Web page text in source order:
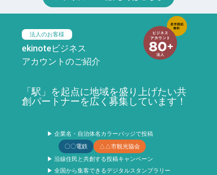
法人のお客様
ekinoteビジネス
アカウントのご紹介
「駅」を起点に地域を盛り上げたい共
創パートナーを広く募集しています！
▶ 企業名・自治体名カラーバッジで投稿
〇〇電鉄
△△市観光協会
▶ 沿線住民と共創する投稿キャンペーン
▶ 全国から集客できるデジタルスタンプラリー